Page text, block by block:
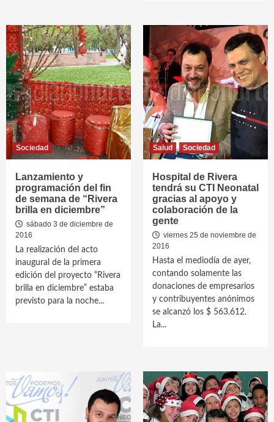
Sociedad
Lanzamiento y
programación del fin
de semana de “Rivera
brilla en diciembre”
sábado 3 de diciembre de
2016
La realización del acto
inaugural de la primera
edición del proyecto “Rivera
brilla en diciembre” estaba
previsto para la noche...
Salud Sociedad
Hospital de Rivera
tendrá su CTI Neonatal
gracias al apoyo y
colaboración de la
gente
viernes 25 de noviembre de
2016
Hasta el mediodía de ayer,
contando solamente las
donaciones de empresarios
y contribuyentes anónimos
se alcanzó los $ 563.612.
La...